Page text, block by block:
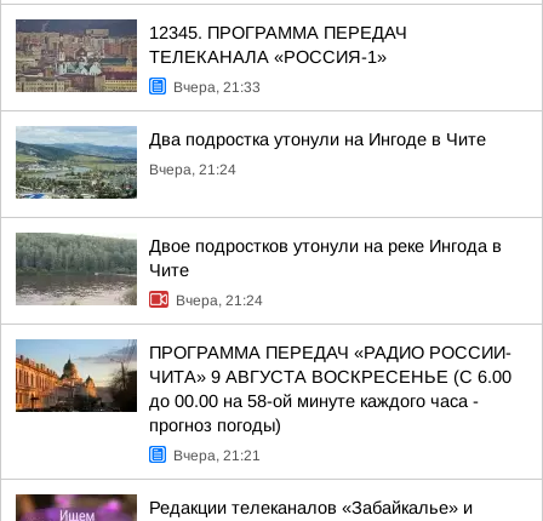
12345. ПРОГРАММА ПЕРЕДАЧ
ТЕЛЕКАНАЛА «РОССИЯ-1»
Вчера, 21:33
Два подростка утонули на Ингоде в Чите
Вчера, 21:24
Двое подростков утонули на реке Ингода в
Чите
Вчера, 21:24
ПРОГРАММА ПЕРЕДАЧ «РАДИО РОССИИ-
ЧИТА» 9 АВГУСТА ВОСКРЕСЕНЬЕ (С 6.00
до 00.00 на 58-ой минуте каждого часа -
прогноз погоды)
Вчера, 21:21
Редакции телеканалов «Забайкалье» и